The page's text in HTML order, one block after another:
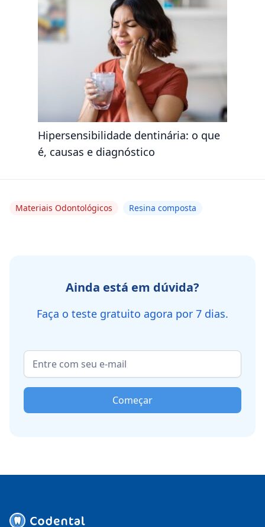
Hipersensibilidade dentinária: o que
é, causas e diagnóstico
Materiais Odontológicos Resina composta
Ainda está em dúvida?
Faça o teste gratuito agora por 7 dias.
Começar